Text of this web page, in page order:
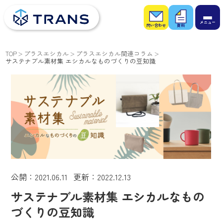
お問
い合
わせ
お役
立ち
資料
TOP プラスエシカル プラスエシカル関連コラム
サステナブル素材集 エシカルなものづくりの豆知識
公開：2021.06.11 更新：2022.12.13
サステナブル素材集 エシカルなもの
づくりの豆知識